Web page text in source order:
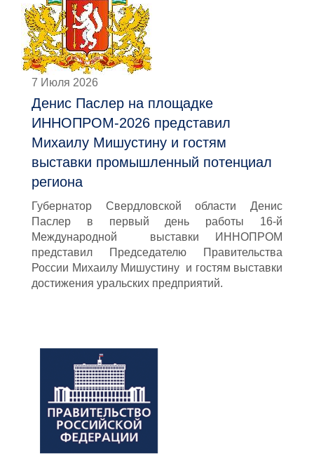
7 Июля 2026
Денис Паслер на площадке
ИННОПРОМ-2026 представил
Михаилу Мишустину и гостям
выставки промышленный потенциал
региона
Губернатор Свердловской области Денис
Паслер в первый день работы 16-й
Международной выставки ИННОПРОМ
представил Председателю Правительства
России Михаилу Мишустину и гостям выставки
достижения уральских предприятий.